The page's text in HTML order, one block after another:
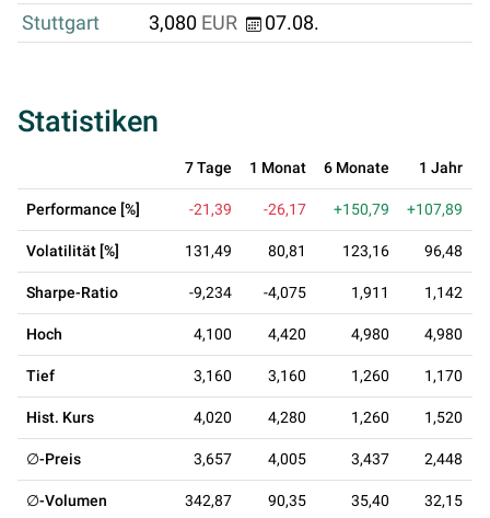
Stuttgart
3,080 EUR 07.08.
Statistiken
7 Tage 1 Monat 6 Monate 1 Jahr
Performance [%] -21,39 -26,17 +150,79 +107,89
Volatilität [%] 131,49 80,81 123,16 96,48
Sharpe-Ratio -9,234 -4,075 1,911 1,142
Hoch 4,100 4,420 4,980 4,980
Tief 3,160 3,160 1,260 1,170
Hist. Kurs 4,020 4,280 1,260 1,520
∅-Preis 3,657 4,005 3,437 2,448
∅-Volumen 342,87 90,35 35,40 32,15